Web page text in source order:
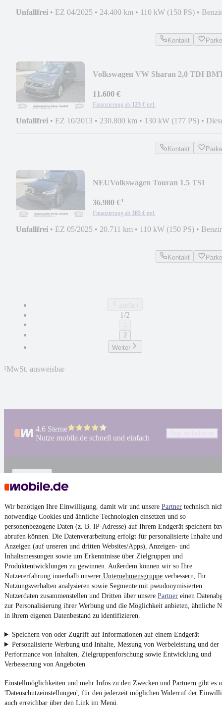
Wir benötigen Ihre Einwilligung, damit wir und unsere Partner technisch
notwendige Cookies und ähnliche Technologien einsetzen und so
personenbezogene Daten (z. B. IP-Adresse) auf Ihrem Endgerät speichern
abrufen können. Die Datenverarbeitung erfolgt für personalisierte Inhalte und
Anzeigen (auf unseren und dritten Websites/Apps), Anzeigen- und
Inhaltsmessungen sowie um Erkenntnisse über Zielgruppen und
Produktentwicklungen zu gewinnen. Außerdem können wir so Ihre
Nutzererfahrung innerhalb unserer Unternehmensgruppe verbessern, Ihr
Nutzungsverhalten analysieren sowie Segmente mit pseudonymisierten
Nutzerdaten zusammenstellen und Dritten über unsere Partner einen
zur Personalisierung ihrer Werbung und die Möglichkeit anbieten, ähnliche
in ihrem eigenen Datenbestand zu identifizieren.
Speichern von oder Zugriff auf Informationen auf einem Endgerät
Personalisierte Werbung und Inhalte, Messung von Werbeleistung und der
Performance von Inhalten, Zielgruppenforschung sowie Entwicklung und
Verbesserung von Angeboten
Einstellmöglichkeiten und mehr Infos zu den Zwecken und Partnern gibt es
'Datenschutzeinstellungen', für den jederzeit möglichen Widerruf der
auch erreichbar über den Link im Menü.
Unfallfrei • EZ 04/2025 • 24.400 km • 110 kW (150 PS) •
Kontakt
Volkswagen VW Sharan 2,0 TDI
11.600 €
Finanzierung ab 123 € mtl.
Unfallfrei • EZ 10/2013 • 230.800 km • 130 kW (177 PS) •
Kontakt
NEUVolkswagen Touran 1.5 TSI
36.980 €¹
Finanzierung ab 385 € mtl.
Unfallfrei • EZ 05/2025 • 20.711 km • 110 kW (150 PS) •
Kontakt
1/2
2
Weiter
¹MwSt. ausweisbar
4.6 Sterne
Nutze mobile.de schnell und einfach
Impressum
AGB
Vertrag widerrufen
Datenschutz
Datenschutzeinstellungen
Erklärung zur Barrierefreiheit
Report Security Vulnerability (English)
Powered by
VonAuto verkaufenüberE-Bikesund